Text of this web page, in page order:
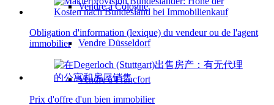
Vendre à Cologne
Vendre Düsseldorf
Vendre à Francfort
Obligation d'information (lexique) du vendeur ou de l'agent
immobilier
Prix d'offre d'un bien immobilier